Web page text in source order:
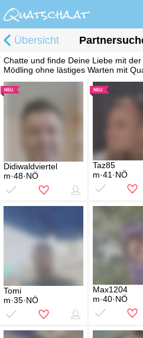
Übersicht
Chatte und finde Deine Liebe mit
Mödling ohne lästiges Warten mit
Didiwaldviertel
m·48·NÖ
Taz85
m·41·NÖ
Tomi
m·35·NÖ
Max1204
m·40·NÖ